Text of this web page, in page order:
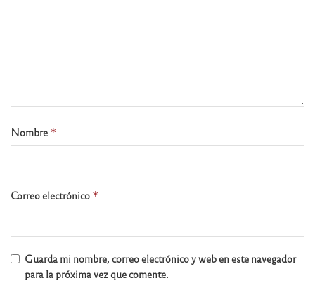
Nombre *
Correo electrónico *
Guarda mi nombre, correo electrónico y web en este navegador
para la próxima vez que comente.